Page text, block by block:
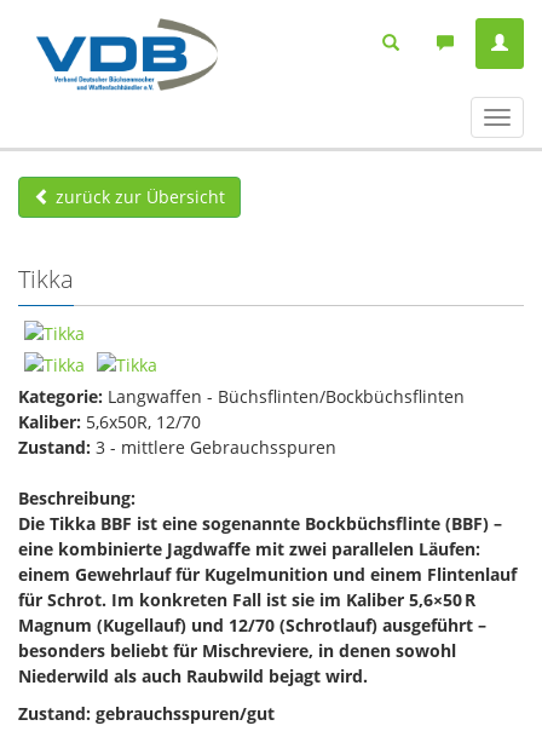
ein-/
zurück zur Übersicht
Tikka
Kategorie: Langwaffen - Büchsflinten/Bockbüchsflinten
Kaliber: 5,6x50R, 12/70
Zustand: 3 - mittlere Gebrauchsspuren
Beschreibung:
Die Tikka BBF ist eine sogenannte Bockbüchsflinte (BBF) –
eine kombinierte Jagdwaffe mit zwei parallelen Läufen:
einem Gewehrlauf für Kugelmunition und einem Flintenlauf
für Schrot. Im konkreten Fall ist sie im Kaliber 5,6×50 R
Magnum (Kugellauf) und 12/70 (Schrotlauf) ausgeführt –
besonders beliebt für Mischreviere, in denen sowohl
Niederwild als auch Raubwild bejagt wird.
Zustand: gebrauchsspuren/gut